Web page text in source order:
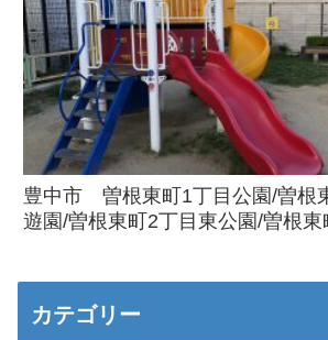
豊中市 曽根東町1丁目公園/曽根
遊園/曽根東町2丁目東公園/曽根東
カテゴリー